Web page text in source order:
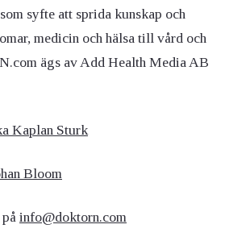
syfte att sprida kunskap och
medicin och hälsa till vård och
ägs av Add Health Media AB
Kaplan Sturk
Bloom
info@doktorn.com